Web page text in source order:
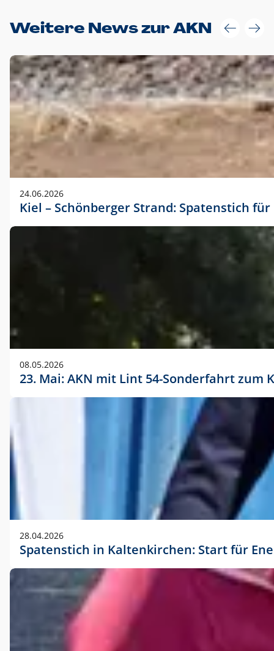
Weitere News zur AKN
24.06.2026
Kiel – Schönberger Strand: Spatenstich
08.05.2026
23. Mai: AKN mit Lint 54-Sonderfahrt
28.04.2026
Spatenstich in Kaltenkirchen: Start für